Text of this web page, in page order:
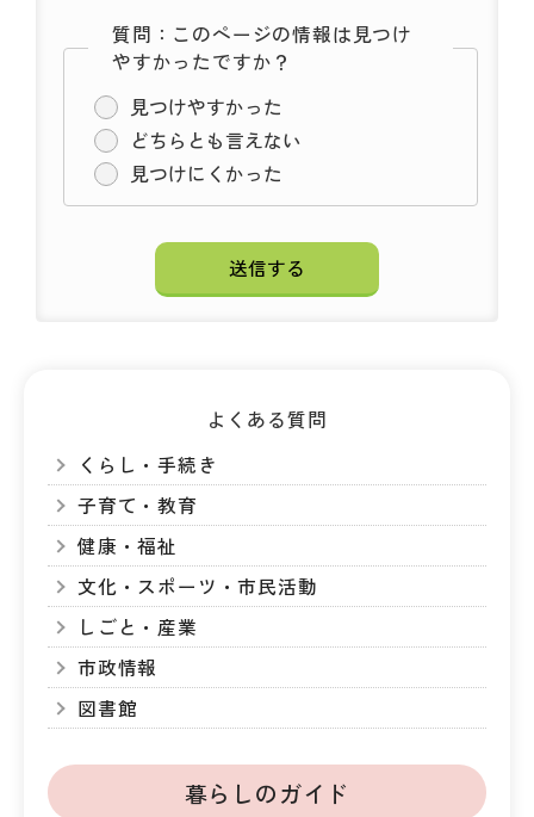
質問：このページの情報は見つけ
やすかったですか？
見つけやすかった
どちらとも言えない
見つけにくかった
よくある質問
くらし・手続き
子育て・教育
健康・福祉
文化・スポーツ・市民活動
しごと・産業
市政情報
図書館
暮らしのガイド